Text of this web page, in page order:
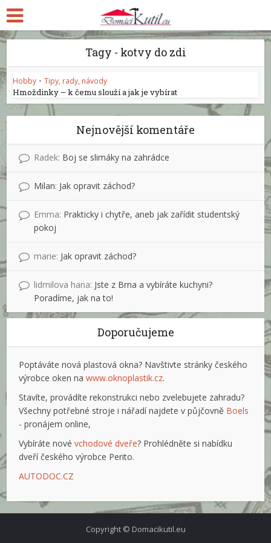
Tagy - kotvy do zdi
Hobby • Tipy, rady, návody
Hmoždinky – k čemu slouží a jak je vybírat
Nejnovější komentáře
Radek: Boj se slimáky na zahrádce
Milan: Jak opravit záchod?
Emma: Prakticky i chytře, aneb jak zařídit studentský
pokoj
marie: Jak opravit záchod?
lidmilova hana: Jste z Brna a vybíráte kuchyni?
Poradíme, jak na to!
Doporučujeme
Poptáváte nová plastová okna? Navštivte stránky českého
výrobce oken nawww.oknoplastik.cz.
Stavíte, provádíte rekonstrukci nebo zvelebujete zahradu?
Všechny potřebné stroje i nářadí najdete v půjčovně Boels
- pronájem online,
Vybíráte novévchodové dveře? Prohlédněte si nabídku
dveří českého výrobce Perito.
AUTODOC.CZ
Copyright © Domacikutil.eu